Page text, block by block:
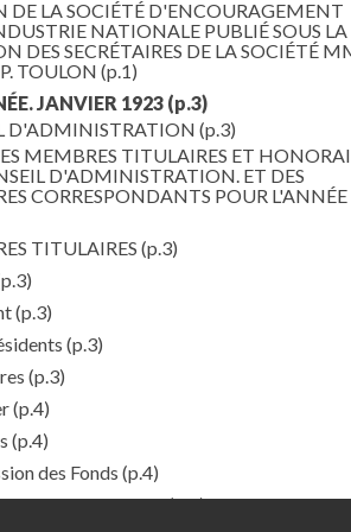
DE LA SOCIÉTÉ D'ENCOURAGEMENT
NATIONALE PUBLIÉ SOUS LA
DES SECRÉTAIRES DE LA SOCIÉTÉ
TOULON (p.1)
JANVIER 1923 (p.3)
D'ADMINISTRATION (p.3)
MEMBRES TITULAIRES ET
D'ADMINISTRATION. ET DES
CORRESPONDANTS POUR
TITULAIRES (p.3)
(p.3)
(p.3)
(p.3)
(p.4)
(p.4)
des Fonds (p.4)
Arts mécaniques(p.4)